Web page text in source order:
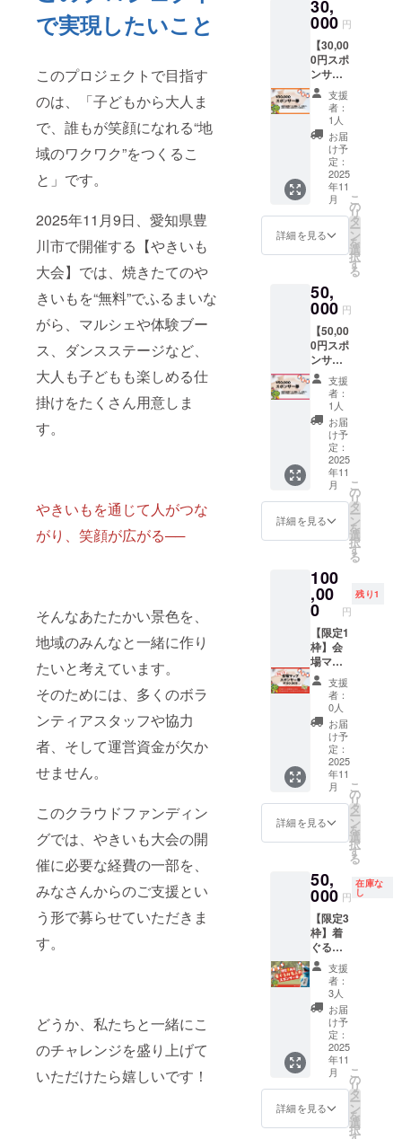
で実現したいこと
このプロジェクトで目指す
のは、「子どもから大人ま
で、誰もが笑顔になれる“地
域のワクワク”をつくるこ
と」です。
2025年11月9日、愛知県豊
川市で開催する【やきいも
大会】では、焼きたてのや
きいもを“無料”でふるまいな
がら、マルシェや体験ブー
ス、ダンスステージなど、
大人も子どもも楽しめる仕
掛けをたくさん用意しま
す。
やきいもを通じて人がつな
がり、笑顔が広がる──
そんなあたたかい景色を、
地域のみんなと一緒に作り
たいと考えています。
そのためには、多くのボラ
ンティアスタッフや協力
者、そして運営資金が欠か
せません。
このクラウドファンディン
グでは、やきいも大会の開
催に必要な経費の一部を、
みなさんからのご支援とい
う形で募らせていただきま
す。
どうか、私たちと一緒にこ
のチャレンジを盛り上げて
いただけたら嬉しいです！
いただ
いたご
支援
は、イ
ベント
運営費
として
大切に
活用さ
せてい
ただき
ます
をお送
りしま
す ・イ
ベント
終了後
に制作
される
記録
ムー
ビーの
エンド
ロール
に、お
名前
（文字
のみ）
を掲載
【掲載
につい
て】 ・
掲載方
法：文
字のみ
・掲載
期間：
動画が
公開さ
れてい
る間、
継続さ
れます
・ご支
備考欄
に掲載
お名前
をご記
入くだ
さい
を込め
て、運
営側か
らお礼
のメッ
セージ
をお送
りいた
しま
す。 ・
イベン
ト終了
後に制
作され
る記録
ムー
ビーの
名前
（文字
のみ）
を掲載
させて
いただ
きま
す。 ・
オリジ
ナルT
シャツ
（白）
を郵送
でお届
けしま
す。 ま
ちと人
にした
プロ
ジェク
ト
『akan
ed
town』
のロゴ
入り。
サイズ
（S〜
XXXL）
は備考
欄にご
記入く
ださ
い。
【掲載
法：文
字のみ
・掲載
期間：
動画が
公開さ
れてい
る限り
継続 ・
ご支援
時、備
考欄に
掲載を
希望さ
れるお
ご記入
くださ
30,
000 円
【30,00
0円スポ
ンサー
券】
（30,00
0円）
イベン
トを力
強く応
援して
いただ
ける方
向けの
リター
ンで
す。 会
協賛
ボード
と記録
ムー
ビーを
通じ
て、企
業名・
団体
名・お
名前を
広くPR
できま
す。
【リ
ターン
内容】
ビー
に、お
名前
（文字
のみ）
を掲載
します
・イベ
ント当
日に設
置され
る「協
賛ボー
ド」
に、企
業名・
団体
名・ま
イズ）
＋ロゴ
を掲載
します
【掲載
につい
て】 ・
動画へ
の掲載
は、編
集され
た記録
ムー
ビーに
て行い
ます ・
動画内
支援
者：
1人
お届
け予
定：
2025
年11
月
詳細を見る
こ
の
リ
タ
ー
ン
を
選
択
す
る
50,
000 円
【50,00
0円スポ
ンサー
券】
（50,00
0円）
イベン
トを
とって
も力強
く応援
してい
ただけ
る方向
けのリ
ターン
会場内
の協賛
ボード
と記録
ムー
ビーを
通じ
て、企
業名・
団体
名・お
名前を
広くPR
できま
す。
【リ
ターン
内容】
・イベ
ント記
ビー
に、お
名前
（文字
のみ）
を掲載
します
・イベ
ント当
日に設
置され
る「協
賛ボー
ド」
に、企
業名・
団体
支援
者：
1人
お届
け予
定：
2025
年11
月
詳細を見る
こ
の
リ
タ
ー
ン
を
選
択
す
る
100
,00
0 円
残り1
【限定1
枠】会
場マッ
プスポ
ンサー
（100,0
00円）
イベン
ト当日
に来場
者へ手
渡しで
配布さ
れる
「公式
マッ
プ」
に、支
援者の
ロゴ・
サービ
ス情報
を掲載
いたし
ます。
表面に
は当日
の会場
マッ
プ、そ
して裏
面にス
支援
者：
0人
お届
け予
定：
2025
年11
月
詳細を見る
こ
の
リ
タ
ー
ン
を
選
択
す
る
50,
000 円
在庫な
し
【限定3
枠】着
ぐるみ
スポン
サー券
（50,00
0円）
イベン
ト当
日、恐
竜の着
ぐるみ
を着た
スタッ
フが、
あなた
支援
者：
3人
お届
け予
定：
2025
年11
月
詳細を見る
こ
の
リ
タ
ー
ン
を
選
択